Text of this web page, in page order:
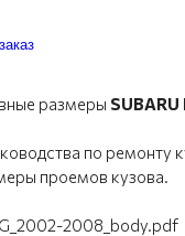
размеры
по ремонту
проемов кузова.
2008_body.pdf